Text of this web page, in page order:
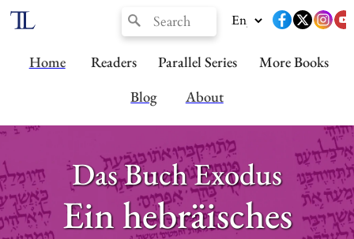
Home Readers Parallel Series
More Books
Blog
About
Das Buch Exodus
Ein hebräisches